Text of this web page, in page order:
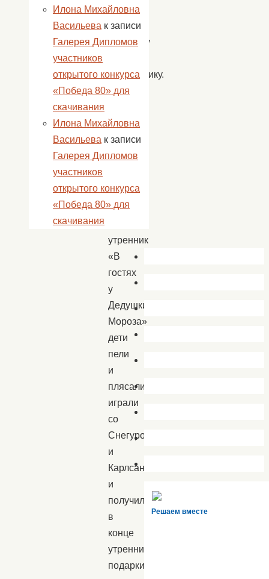
в
письмах
главному
волшебнику.
30
декабря
для
нашего
села
утренник
«В
гостях
у
Дедушки
Мороза»
дети
пели
и
плясали,
играли
со
Снегурочкой
и
Карлсаном
и
получили
в
конце
утренника
подарки
Илона Михайловна
Васильева к записи
Галерея Дипломов
участников
открытого конкурса
«Победа 80» для
скачивания
Илона Михайловна
Васильева к записи
Галерея Дипломов
участников
открытого конкурса
«Победа 80» для
скачивания
Решаем вместе